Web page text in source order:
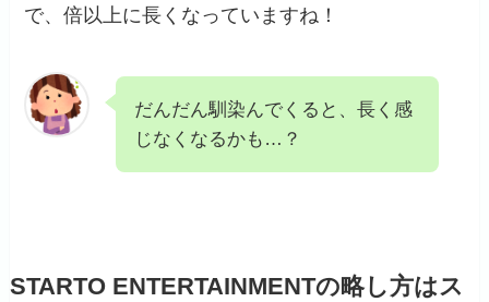
で、倍以上に長くなっていますね！
だんだん馴染んでくると、長く感
じなくなるかも…？
STARTO ENTERTAINMENTの略し方はス